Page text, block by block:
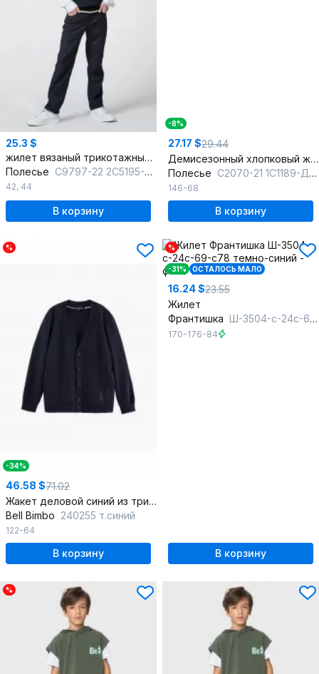
25.3 $
жилет вязаный трикотажный деловой на каждый день
Полесье С9797-22 2С5195-Д43 182,188 м.синий
42, 44
В корзину
-8%
27.17 $29.44
Демисезонный хлопковый жакет с вырезом для мальчика
Полесье С2070-21 1С1189-Д43 146 т.синий
146-68
В корзину
%
-34%
46.58 $71.02
Жакет деловой синий из трикотажа
Bell Bimbo 240255 т.синий
122-64
В корзину
%
-31% ОСТАЛОСЬ МАЛО
16.24 $23.55
Жилет
Франтишка Ш-3504-с-24с-69-с78 темно-синий
170-176-84
В корзину
%